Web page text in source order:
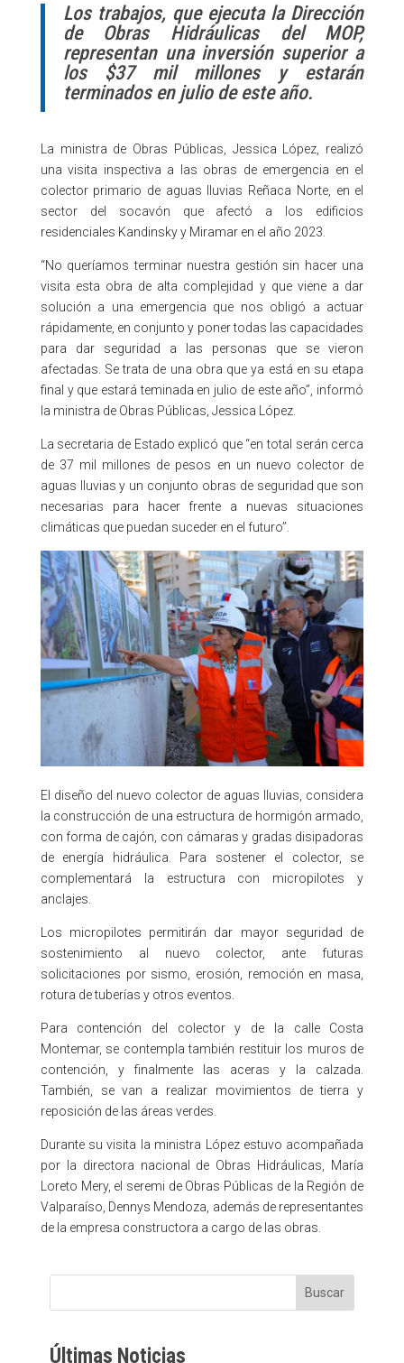
Los trabajos, que ejecuta la Dirección
de Obras Hidráulicas del MOP,
representan una inversión superior a
los $37 mil millones y estarán
terminados en julio de este año.
La ministra de Obras Públicas, Jessica López, realizó
una visita inspectiva a las obras de emergencia en el
colector primario de aguas lluvias Reñaca Norte, en el
sector del socavón que afectó a los edificios
residenciales Kandinsky y Miramar en el año 2023.
“No queríamos terminar nuestra gestión sin hacer una
visita esta obra de alta complejidad y que viene a dar
solución a una emergencia que nos obligó a actuar
rápidamente, en conjunto y poner todas las capacidades
para dar seguridad a las personas que se vieron
afectadas. Se trata de una obra que ya está en su etapa
final y que estará teminada en julio de este año”, informó
la ministra de Obras Públicas, Jessica López.
La secretaria de Estado explicó que “en total serán cerca
de 37 mil millones de pesos en un nuevo colector de
aguas lluvias y un conjunto obras de seguridad que son
necesarias para hacer frente a nuevas situaciones
climáticas que puedan suceder en el futuro”.
El diseño del nuevo colector de aguas lluvias, considera
la construcción de una estructura de hormigón armado,
con forma de cajón, con cámaras y gradas disipadoras
de energía hidráulica.​ Para sostener el colector, se
complementará la estructura con micropilotes y
anclajes. ​
Los micropilotes permitirán dar mayor seguridad de
sostenimiento al nuevo colector, ante futuras
solicitaciones por sismo, erosión, remoción en masa,
rotura de tuberías y otros eventos.
Para contención del colector y de la calle Costa
Montemar, se contempla también restituir los muros de
contención, y finalmente las aceras y la calzada.​
También, se van a realizar movimientos de tierra y
reposición de las áreas verdes.
Durante su visita la ministra López estuvo acompañada
por la directora nacional de Obras Hidráulicas, María
Loreto Mery, el seremi de Obras Públicas de la Región de
Valparaíso, Dennys Mendoza, además de representantes
de la empresa constructora a cargo de las obras.
Buscar
Últimas Noticias